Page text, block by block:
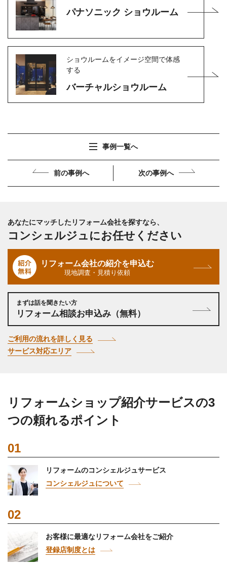
パナソニック ショウルーム
ショウルームをイメージ空間で体感
する
バーチャルショウルーム
前の事例へ
事例一覧へ
次の事例へ
あなたにマッチしたリフォーム会社を探すなら、
コンシェルジュにお任せください
リフォーム会社の紹介を申込む
現地調査・見積り依頼
まずは話を聞きたい方
リフォーム相談お申込み（無料）
ご利用の流れを詳しく見る
サービス対応エリア
リフォームショップ紹介サービスの3
つの頼れるポイント
01
リフォームのコンシェルジュサービス
コンシェルジュについて
02
お客様に最適なリフォーム会社をご紹介
登録店制度とは